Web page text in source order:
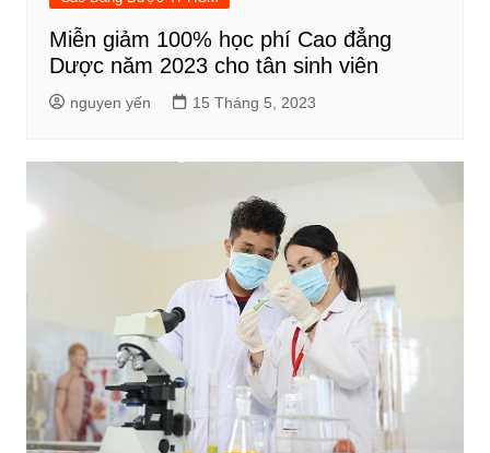
Miễn giảm 100% học phí Cao đẳng
Dược năm 2023 cho tân sinh viên
nguyen yến 15 Tháng 5, 2023